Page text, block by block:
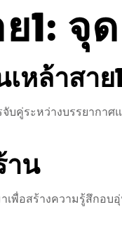
1:
หล้าสาย
บคู่ระหว่างบรรยาก
าน
เพื่อสร้างความรู้สึกอ